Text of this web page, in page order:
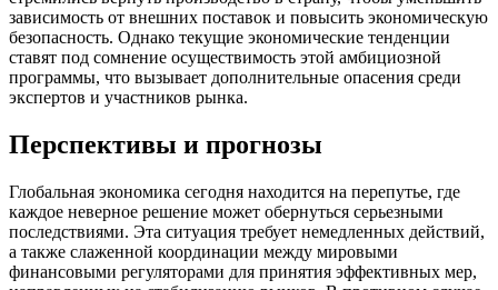
зависимость от внешних поставок и повысить экономическую
безопасность. Однако текущие экономические тенденции
ставят под сомнение осуществимость этой амбициозной
программы, что вызывает дополнительные опасения среди
экспертов и участников рынка.
Перспективы и прогнозы
Глобальная экономика сегодня находится на перепутье, где
каждое неверное решение может обернуться серьезными
последствиями. Эта ситуация требует немедленных действий,
а также слаженной координации между мировыми
финансовыми регуляторами для принятия эффективных мер,